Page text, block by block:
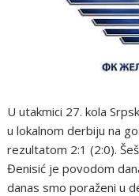
U utakmici 27. kola
u lokalnom derbiju na
rezultatom 2:1 (2:0).
Đenisić je povodom
danas smo poraženi u